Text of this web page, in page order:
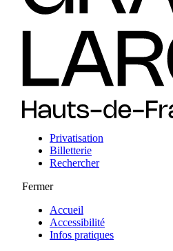
Privatisation
Billetterie
Rechercher
Fermer
Accueil
Accessibilité
Infos pratiques